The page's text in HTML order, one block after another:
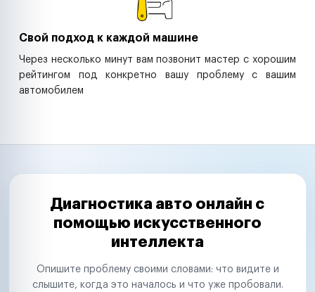
Свой подход к каждой машине
Через несколько минут вам позвонит мастер с хорошим
рейтингом под конкретно вашу проблему с вашим
автомобилем
Диагностика авто онлайн с
помощью искусственного
интеллекта
Опишите проблему своими словами: что видите и
слышите, когда это началось и что уже пробовали.